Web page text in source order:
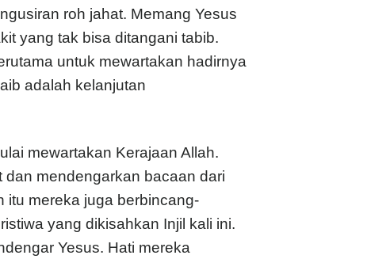
roh jahat. Memang Yesus
yang tak bisa ditangani tabib.
untuk mewartakan hadirnya
adalah kelanjutan
mewartakan Kerajaan Allah.
mendengarkan bacaan dari
itu mereka juga berbincang-
yang dikisahkan Injil kali ini.
Yesus. Hati mereka